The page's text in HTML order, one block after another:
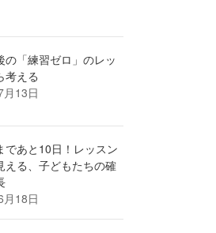
の「練習ゼロ」のレッ
考える
13日
であと10日！レッスン
える、子どもたちの確
18日